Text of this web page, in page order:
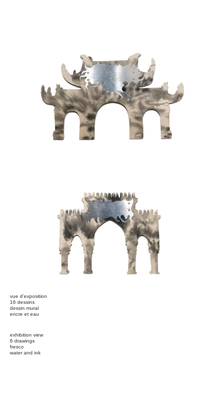
vue d'exposition
16 dessins
dessin mural
encre et eau
exhibition view
6 drawings
fresco
water and ink